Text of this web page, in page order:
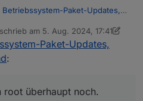
Betriebssystem-Paket-Updates,
Betriebssystem-Paket-
auf neustem Stand
oder?
da darf der echte
gibt es dann den root überhaupt
schrieb am 5. Aug. 2024, 17:41
editiert von Thomas Braun
Paket-Updates,
:
überhaupt noch.